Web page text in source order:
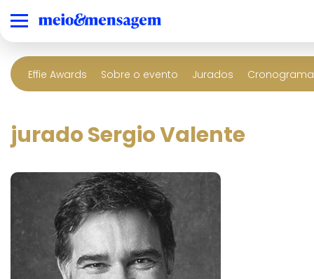
Effie Awards Sobre o evento Jurados
jurado Sergio Valente